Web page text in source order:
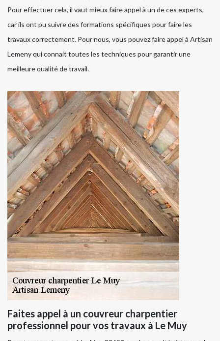
Pour effectuer cela, il vaut mieux faire appel à un de ces experts,
car ils ont pu suivre des formations spécifiques pour faire les
travaux correctement. Pour nous, vous pouvez faire appel à Artisan
Lemeny qui connait toutes les techniques pour garantir une
meilleure qualité de travail.
Faites appel à un couvreur charpentier
professionnel pour vos travaux à Le Muy